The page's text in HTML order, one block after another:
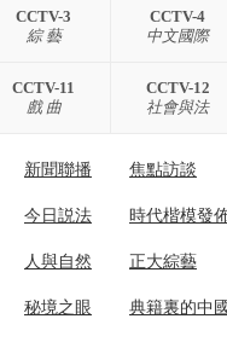
CCTV-3
綜 藝
CCTV-4
中文國際
CCTV-11
戲 曲
CCTV-12
社會與法
新聞聯播 焦點訪談
今日説法 時代楷模發
人與自然 正大綜藝
秘境之眼 典籍裏的中